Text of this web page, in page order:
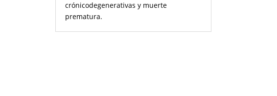
crónicodegenerativas y muerte
prematura.